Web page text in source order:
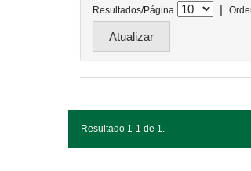
Resultados/Página |
Resultado 1-1 de 1.